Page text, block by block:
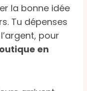
la bonne idée
Tu dépenses
pour
en